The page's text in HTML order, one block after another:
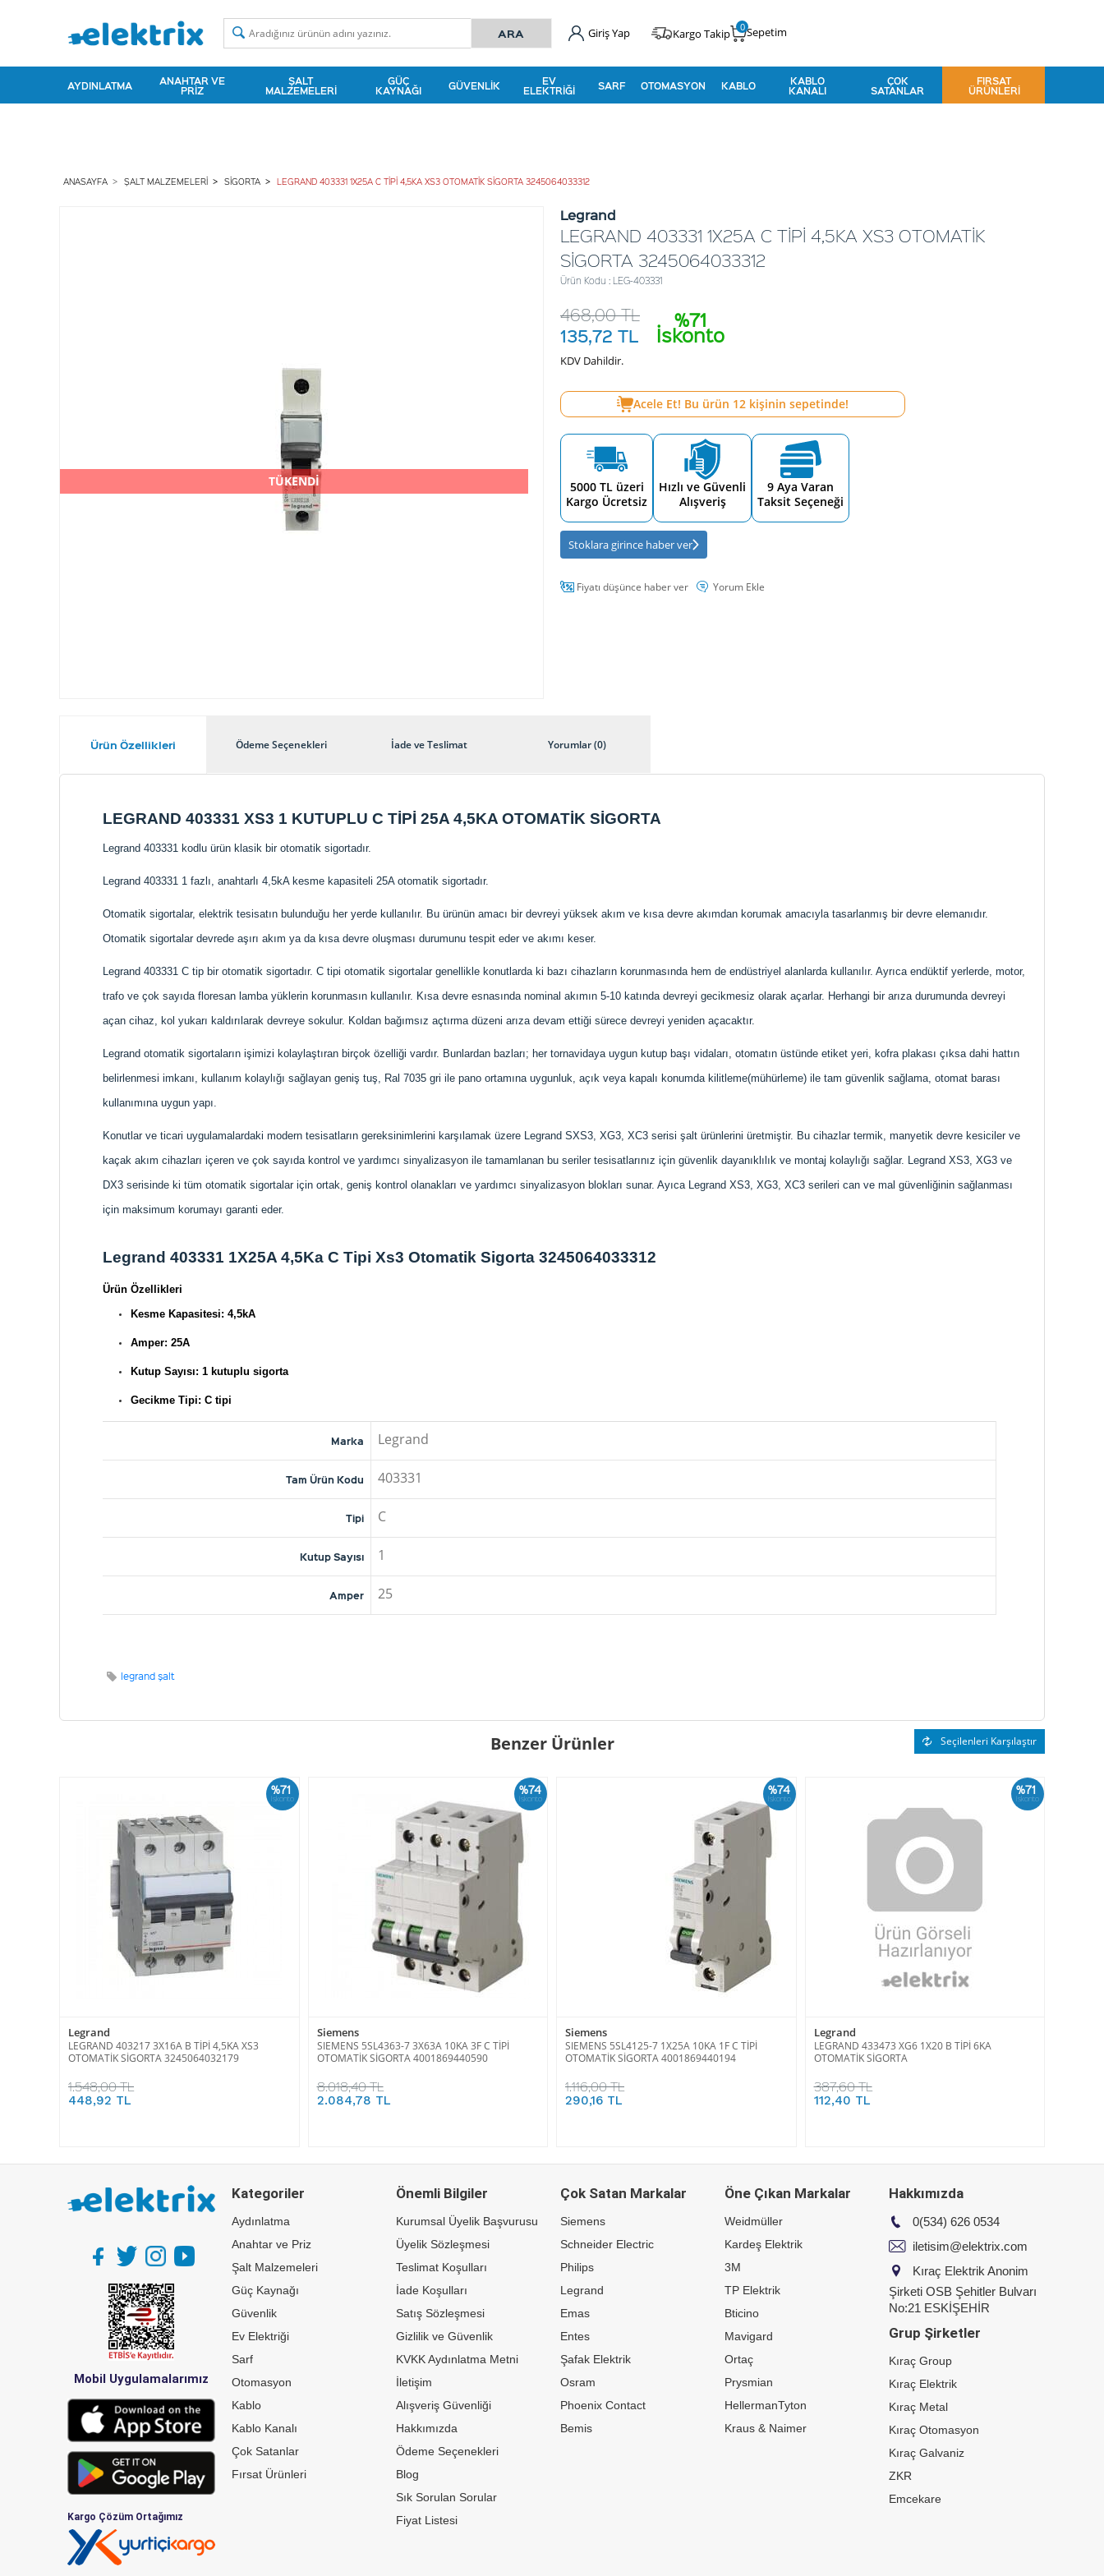
Giriş Yap Kargo Takip Sepetim
0
AYDINLATMA ANAHTAR VE
PRIZ
ŞALT
MALZEMELERI
GÜÇ
KAYNAĞI GÜVENLIK EV
ELEKTRIĞI SARF OTOMASYON KABLO KABLO
KANALI
ÇOK
SATANLAR
FIRSAT
ÜRÜNLERI
ANASAYFA ŞALT MALZEMELERI SIGORTA LEGRAND 403331 1X25A C TİPİ 4,5KA XS3 OTOMATİK SİGORTA 3245064033312
TÜKENDİ
Legrand
LEGRAND 403331 1X25A C TİPİ 4,5KA XS3 OTOMATİK
SİGORTA 3245064033312
Ürün Kodu : LEG-403331
%71
İskonto
468,00TL
135,72 TL
KDV Dahildir.
Acele Et! Bu ürün 12kişinin sepetinde!
5000 TL üzeri
Kargo Ücretsiz
Hızlı ve Güvenli
Alışveriş
9 Aya Varan
Taksit Seçeneği
Stoklara girince haber ver
Fiyatı düşünce haber ver Yorum Ekle
Ürün Özellikleri Ödeme Seçenekleri İade ve Teslimat Yorumlar (0)
LEGRAND 403331 XS3 1 KUTUPLU C TİPİ 25A 4,5KA OTOMATİK SİGORTA
Legrand 403331 kodlu ürün klasik bir otomatik sigortadır.
Legrand 403331 1 fazlı, anahtarlı 4,5kA kesme kapasiteli 25A otomatik sigortadır.
Otomatik sigortalar, elektrik tesisatın bulunduğu her yerde kullanılır. Bu ürünün amacı bir devreyi yüksek akım ve kısa devre akımdan korumak amacıyla tasarlanmış bir devre elemanıdır.
Otomatik sigortalar devrede aşırı akım ya da kısa devre oluşması durumunu tespit eder ve akımı keser.
Legrand 403331 C tip bir otomatik sigortadır. C tipi otomatik sigortalar genellikle konutlarda ki bazı cihazların korunmasında hem de endüstriyel alanlarda kullanılır. Ayrıca endüktif yerlerde, motor,
trafo ve çok sayıda floresan lamba yüklerin korunmasın kullanılır. Kısa devre esnasında nominal akımın 5-10 katında devreyi gecikmesiz olarak açarlar. Herhangi bir arıza durumunda devreyi
açan cihaz, kol yukarı kaldırılarak devreye sokulur. Koldan bağımsız açtırma düzeni arıza devam ettiği sürece devreyi yeniden açacaktır.
Legrand otomatik sigortaların işimizi kolaylaştıran birçok özelliği vardır. Bunlardan bazları; her tornavidaya uygun kutup başı vidaları, otomatın üstünde etiket yeri, kofra plakası çıksa dahi hattın
belirlenmesi imkanı, kullanım kolaylığı sağlayan geniş tuş, Ral 7035 gri ile pano ortamına uygunluk, açık veya kapalı konumda kilitleme(mühürleme) ile tam güvenlik sağlama, otomat barası
kullanımına uygun yapı.
Konutlar ve ticari uygulamalardaki modern tesisatların gereksinimlerini karşılamak üzere Legrand SXS3, XG3, XC3 serisi şalt ürünlerini üretmiştir. Bu cihazlar termik, manyetik devre kesiciler ve
kaçak akım cihazları içeren ve çok sayıda kontrol ve yardımcı sinyalizasyon ile tamamlanan bu seriler tesisatlarınız için güvenlik dayanıklılık ve montaj kolaylığı sağlar. Legrand XS3, XG3 ve
DX3 serisinde ki tüm otomatik sigortalar için ortak, geniş kontrol olanakları ve yardımcı sinyalizasyon blokları sunar. Ayıca Legrand XS3, XG3, XC3 serileri can ve mal güvenliğinin sağlanması
için maksimum korumayı garanti eder.
Legrand 403331 1X25A 4,5Ka C Tipi Xs3 Otomatik Sigorta 3245064033312
Ürün Özellikleri
Kesme Kapasitesi: 4,5kA
Amper: 25A
Kutup Sayısı: 1 kutuplu sigorta
Gecikme Tipi: C tipi
Marka Legrand
Tam Ürün Kodu 403331
Tipi C
Kutup Sayısı 1
Amper 25
legrand şalt
Benzer Ürünler Seçilenleri Karşılaştır
%71
İskonto
Legrand
LEGRAND 403217 3X16A B TİPİ 4,5KA XS3
OTOMATİK SİGORTA 3245064032179
1.548,00 TL
448,92 TL
%74
İskonto
Siemens
SIEMENS 5SL4363-7 3X63A 10KA 3F C TİPİ
OTOMATİK SİGORTA 4001869440590
8.018,40 TL
2.084,78 TL
%74
İskonto
Siemens
SIEMENS 5SL4125-7 1X25A 10KA 1F C TİPİ
OTOMATİK SİGORTA 4001869440194
1.116,00 TL
290,16 TL
%71
İskonto
Legrand
LEGRAND 433473 XG6 1X20 B TİPİ 6KA
OTOMATİK SİGORTA
387,60 TL
112,40 TL
Mobil Uygulamalarımız
Kargo Çözüm Ortağımız
Kategoriler
Aydınlatma
Anahtar ve Priz
Şalt Malzemeleri
Güç Kaynağı
Güvenlik
Ev Elektriği
Sarf
Otomasyon
Kablo
Kablo Kanalı
Çok Satanlar
Fırsat Ürünleri
Önemli Bilgiler
Kurumsal Üyelik Başvurusu
Üyelik Sözleşmesi
Teslimat Koşulları
İade Koşulları
Satış Sözleşmesi
Gizlilik ve Güvenlik
KVKK Aydınlatma Metni
İletişim
Alışveriş Güvenliği
Hakkımızda
Ödeme Seçenekleri
Blog
Sık Sorulan Sorular
Fiyat Listesi
Çok Satan Markalar
Siemens
Schneider Electric
Philips
Legrand
Emas
Entes
Şafak Elektrik
Osram
Phoenix Contact
Bemis
Öne Çıkan Markalar
Weidmüller
Kardeş Elektrik
3M
TP Elektrik
Bticino
Mavigard
Ortaç
Prysmian
HellermanTyton
Kraus & Naimer
Hakkımızda
0(534) 626 0534
iletisim@elektrix.com
Kıraç Elektrik Anonim
Şirketi OSB Şehitler Bulvarı
No:21 ESKİŞEHİR
Grup Şirketler
Kıraç Group
Kıraç Elektrik
Kıraç Metal
Kıraç Otomasyon
Kıraç Galvaniz
ZKR
Emcekare